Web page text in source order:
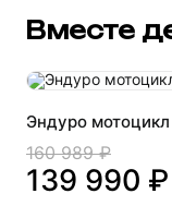
Вместе
Эндуро мотоцикл
160 989 ₽
139 990 ₽